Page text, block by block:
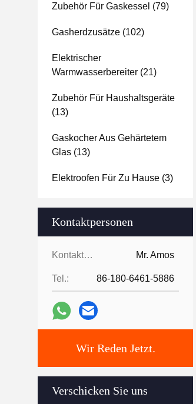
Zubehör Für Gaskessel (79)
Gasherdzusätze (102)
Elektrischer
Warmwasserbereiter (21)
Zubehör Für Haushaltsgeräte
(13)
Gaskocher Aus Gehärtetem
Glas (13)
Elektroofen Für Zu Hause (3)
Kontaktpersonen
Kontaktpersonen: Mr. Amos
Tel.: 86-180-6461-5886
Wir Reden Jetzt.
Verschicken Sie uns